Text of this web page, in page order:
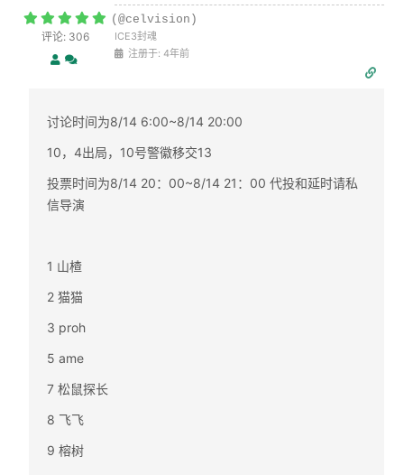
评论: 306
(@celvision)
ICE3封魂
注册于: 4年前
讨论时间为8/14 6:00~8/14 20:00
10，4出局，10号警徽移交13
投票时间为8/14 20：00~8/14 21：00 代投和延时请私
信导演
1 山楂
2 猫猫
3 proh
5 ame
7 松鼠探长
8 飞飞
9 榕树